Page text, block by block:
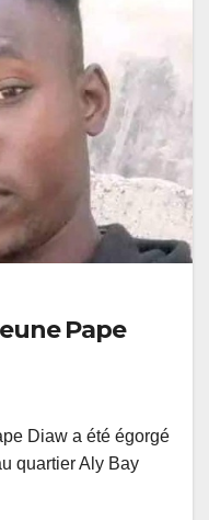
Pape
Diaw a été égorgé
quartier Aly Bay